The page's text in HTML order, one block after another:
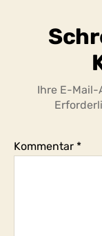
Ihre E-
Kommentar *